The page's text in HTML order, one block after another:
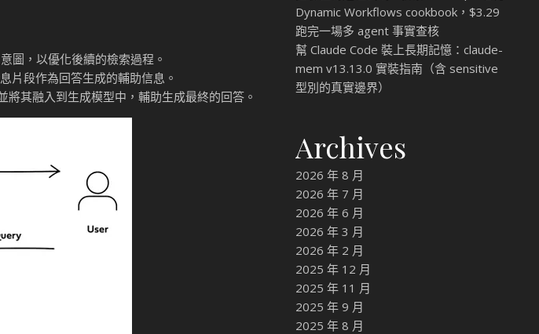
圖，以優化後續的檢索過程。
片段作為回答生成的輔助信息。
其融入到生成模型中，輔助生成最終的回答。
Dynamic Workflows cookbook，$3.29
跑完一場多 agent 事實查核
幫 Claude Code 裝上長期記憶：claude-
mem v13.13.0 實裝指南（含 sensitive
型別的真實邊界）
Archives
2026 年 8 月
2026 年 7 月
2026 年 6 月
2026 年 3 月
2026 年 2 月
2025 年 12 月
2025 年 11 月
2025 年 9 月
2025 年 8 月